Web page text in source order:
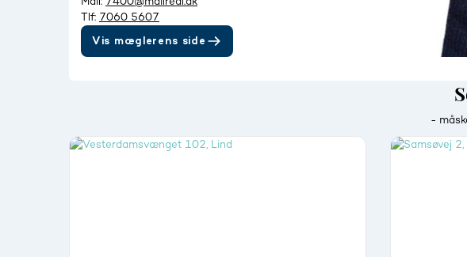
Tlf: 7060 5607
Vis mæglerens side
-